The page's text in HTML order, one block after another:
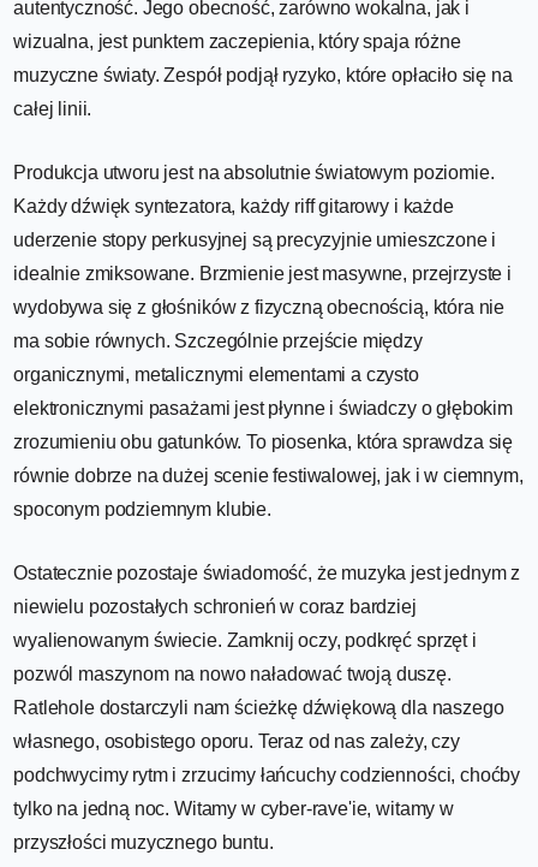
autentyczność. Jego obecność, zarówno wokalna, jak i
wizualna, jest punktem zaczepienia, który spaja różne
muzyczne światy. Zespół podjął ryzyko, które opłaciło się na
całej linii.
Produkcja utworu jest na absolutnie światowym poziomie.
Każdy dźwięk syntezatora, każdy riff gitarowy i każde
uderzenie stopy perkusyjnej są precyzyjnie umieszczone i
idealnie zmiksowane. Brzmienie jest masywne, przejrzyste i
wydobywa się z głośników z fizyczną obecnością, która nie
ma sobie równych. Szczególnie przejście między
organicznymi, metalicznymi elementami a czysto
elektronicznymi pasażami jest płynne i świadczy o głębokim
zrozumieniu obu gatunków. To piosenka, która sprawdza się
równie dobrze na dużej scenie festiwalowej, jak i w ciemnym,
spoconym podziemnym klubie.
Ostatecznie pozostaje świadomość, że muzyka jest jednym z
niewielu pozostałych schronień w coraz bardziej
wyalienowanym świecie. Zamknij oczy, podkręć sprzęt i
pozwól maszynom na nowo naładować twoją duszę.
Ratlehole dostarczyli nam ścieżkę dźwiękową dla naszego
własnego, osobistego oporu. Teraz od nas zależy, czy
podchwycimy rytm i zrzucimy łańcuchy codzienności, choćby
tylko na jedną noc. Witamy w cyber-rave'ie, witamy w
przyszłości muzycznego buntu.